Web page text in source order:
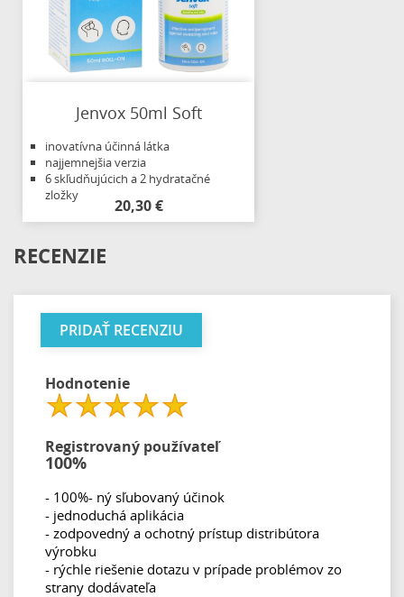
Jenvox 50ml Soft
inovatívna účinná látka
najjemnejšia verzia
6 skľudňujúcich a 2 hydratačné
zložky
20,30 €
RECENZIE
PRIDAŤ RECENZIU
Hodnotenie
Registrovaný používateľ
100%
- 100%- ný sľubovaný účinok
- jednoduchá aplikácia
- zodpovedný a ochotný prístup distribútora
výrobku
- rýchle riešenie dotazu v prípade problémov zo
strany dodávateľa